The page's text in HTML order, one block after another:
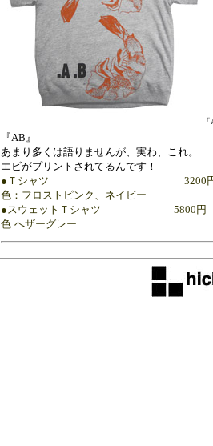
『AB』
あまり多くは語りませんが、実わ、これ。
エビがプリントされてるんです！
●Ｔシャツ 3200円（税
色：フロストピンク、ネイビー
●スウェットＴシャツ 5800円（税
色:へザーグレー